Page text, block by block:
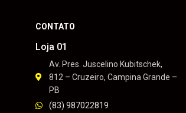
CONTATO
Loja 01
Av. Pres. Juscelino Kubitschek,
812 – Cruzeiro, Campina Grande –
PB
(83) 987022819